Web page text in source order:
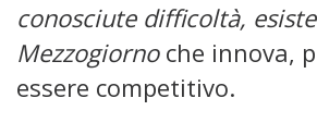
conosciute difficoltà,
Mezzogiornoche innova,
essere competitivo.